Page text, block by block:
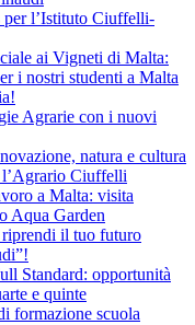
per l’Istituto Ciuffelli-
ai Vigneti di Malta:
i nostri studenti a Malta
Agrarie con i nuovi
natura e cultura
Ciuffelli
a Malta: visita
Aqua Garden
il tuo futuro
Standard: opportunità
e quinte
formazione scuola